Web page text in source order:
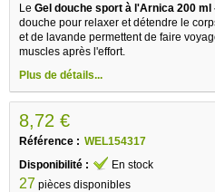
Le Gel douche sport à l'Arnica 200 ml
douche pour relaxer et détendre le
et de lavande permettent de faire
muscles après l'effort.
Plus de détails...
8,72 €
Référence : WEL154317
Disponibilité :
En stock
27 pièces disponibles